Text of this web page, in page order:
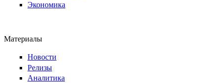
Экономика
Материалы
Новости
Релизы
Аналитика